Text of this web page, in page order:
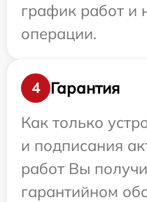
график работ и
операции.
4
Гарантия
Как только
и подписания
работ Вы
гарантийном